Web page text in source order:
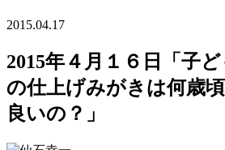
2015.04.17
2015年４月１６日「子
の仕上げみがきは何歳
良いの？」